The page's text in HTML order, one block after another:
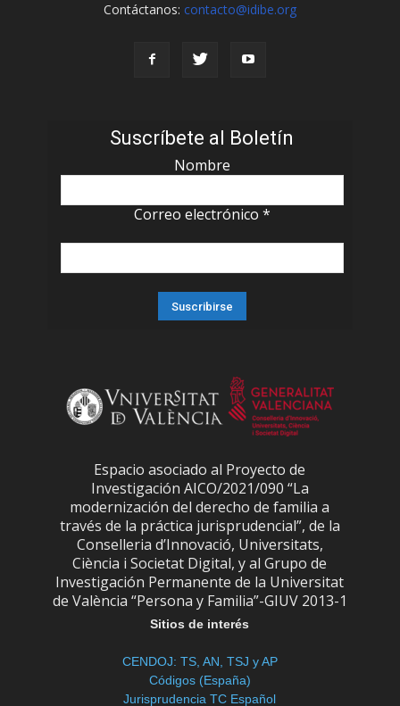
Contáctanos: contacto@idibe.org
Suscríbete al Boletín
Nombre
Correo electrónico *
Espacio asociado al Proyecto de
Investigación AICO/2021/090 “La
modernización del derecho de familia a
través de la práctica jurisprudencial”, de la
Conselleria d’Innovació, Universitats,
Ciència i Societat Digital, y al Grupo de
Investigación Permanente de la Universitat
de València “Persona y Familia”-GIUV 2013-1
Sitios de interés
CENDOJ: TS, AN, TSJ y AP
Códigos (España)
Jurisprudencia TC Español